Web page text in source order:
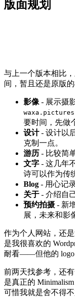
版面规划
与上一个版本相比
间，暂且还是原版
影像 - 展示摄
waxa.pictures
要时间，先做
设计- 设计以
克制一点。
游历 - 比较简
文字 - 这几年
诗可以作为传
Blog - 用心记
关于 - 介绍自
预约拍摄 - 新
展，未来和影
作为个人网站，还
是我很喜欢的
耐看——但他的 logo
前两天找参考，还
是真正的
可惜我就是舍不得